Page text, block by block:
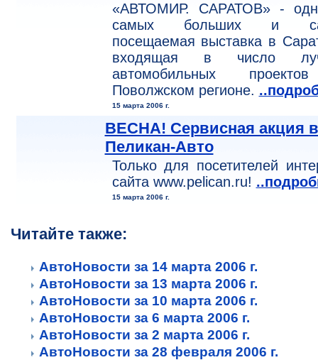
«АВТОМИР. САРАТОВ» -
самых больших и
посещаемая выставка в
входящая в число
автомобильных
Поволжском регионе.
15 марта 2006 г.
ВЕСНА! Сервисная акция в
Пеликан-Авто
Только для посетителей
сайта www.pelican.ru!
15 марта 2006 г.
Читайте также:
АвтоНовости за 14 марта 2006 г.
АвтоНовости за 13 марта 2006 г.
АвтоНовости за 10 марта 2006 г.
АвтоНовости за 6 марта 2006 г.
АвтоНовости за 2 марта 2006 г.
АвтоНовости за 28 февраля 2006 г.